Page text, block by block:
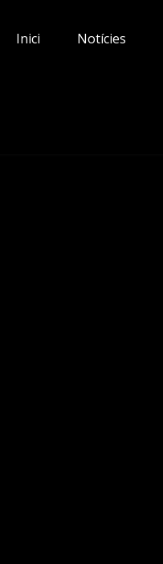
Inici Notícies